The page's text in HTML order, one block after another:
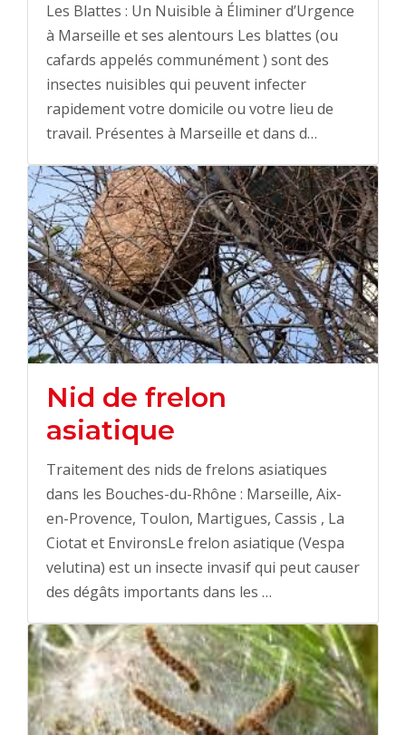
Les Blattes : Un Nuisible à Éliminer d’Urgence
à Marseille et ses alentours Les blattes (ou
cafards appelés communément ) sont des
insectes nuisibles qui peuvent infecter
rapidement votre domicile ou votre lieu de
travail. Présentes à Marseille et dans d…
Nid de frelon
asiatique
Traitement des nids de frelons asiatiques
dans les Bouches-du-Rhône : Marseille, Aix-
en-Provence, Toulon, Martigues, Cassis , La
Ciotat et EnvironsLe frelon asiatique (Vespa
velutina) est un insecte invasif qui peut causer
des dégâts importants dans les …